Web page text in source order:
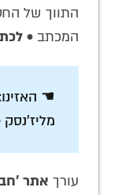
התווך של
המכתב •
☚
מליז'נסק
עורך אתר